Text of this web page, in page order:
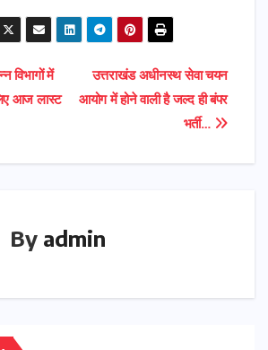
उत्तराखंड अधीनस्थ सेवा चयन
आयोग में होने वाली है जल्द ही बंपर
भर्ती…
विभागों में
आज लास्ट
By admin